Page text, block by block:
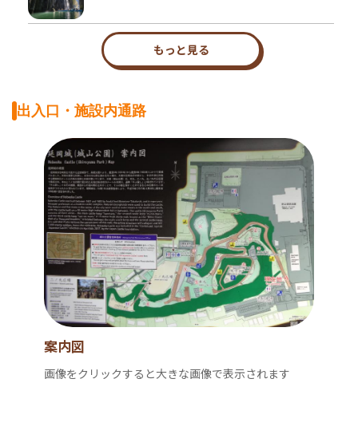
もっと見る
出入口・施設内通路
案内図
画像をクリックすると大きな画像で表示されます